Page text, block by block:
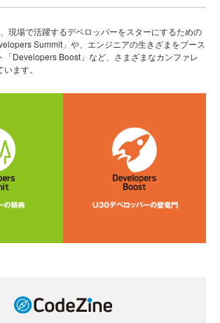
現場で活躍するデベロッパーをスターにするための
Summit」や、エンジニアの生きざまをブース
「Developers Boost」など、さまざまなカンファレ
ます。